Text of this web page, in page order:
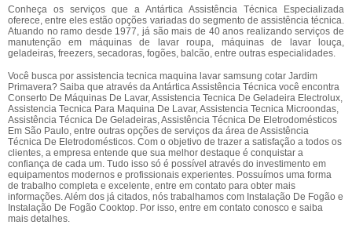
Conheça os serviços que a Antártica Assistência Técnica Especializada
oferece, entre eles estão opções variadas do segmento de assistência técnica.
Atuando no ramo desde 1977, já são mais de 40 anos realizando serviços de
manutenção em máquinas de lavar roupa, máquinas de lavar louça,
geladeiras, freezers, secadoras, fogões, balcão, entre outras especialidades.
Você busca por assistencia tecnica maquina lavar samsung cotar Jardim
Primavera? Saiba que através da Antártica Assistência Técnica você encontra
Conserto De Máquinas De Lavar, Assistencia Tecnica De Geladeira Electrolux,
Assistencia Tecnica Para Maquina De Lavar, Assistencia Tecnica Microondas,
Assistência Técnica De Geladeiras, Assistência Técnica De Eletrodomésticos
Em São Paulo, entre outras opções de serviços da área de Assistência
Técnica De Eletrodomésticos. Com o objetivo de trazer a satisfação a todos os
clientes, a empresa entende que sua melhor destaque é conquistar a
confiança de cada um. Tudo isso só é possível através do investimento em
equipamentos modernos e profissionais experientes. Possuímos uma forma
de trabalho completa e excelente, entre em contato para obter mais
informações. Além dos já citados, nós trabalhamos com Instalação De Fogão e
Instalação De Fogão Cooktop. Por isso, entre em contato conosco e saiba
mais detalhes.